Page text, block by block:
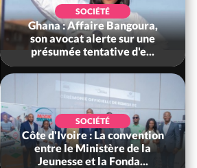
SOCIÉTÉ
Ghana : Affaire Bangoura,
son avocat alerte sur une
présumée tentative d'e...
SOCIÉTÉ
Côte d'Ivoire : La convention
entre le Ministère de la
Jeunesse et la Fonda...